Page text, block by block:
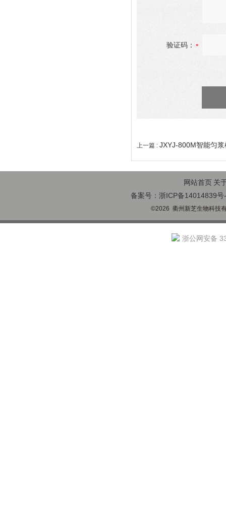
验证码：
上一篇 : JXYJ-800M智能匀浆
网站首页 关
备案号：浙ICP备14014839号
©2026 衢州新芝生物科技
浙公网安备